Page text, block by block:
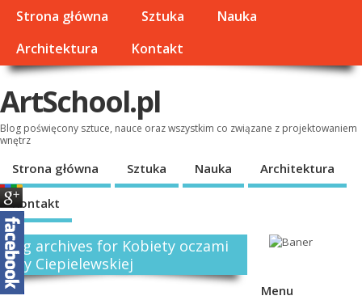
Strona główna Sztuka
Nauka
Architektura
Kontakt
ArtSchool.pl
Blog poświęcony sztuce, nauce oraz wszystkim co związane z projektowaniem
wnętrz
Strona główna Sztuka Nauka Architektura
Kontakt
Tag archives for Kobiety oczami
Ewy Ciepielewskiej
Menu